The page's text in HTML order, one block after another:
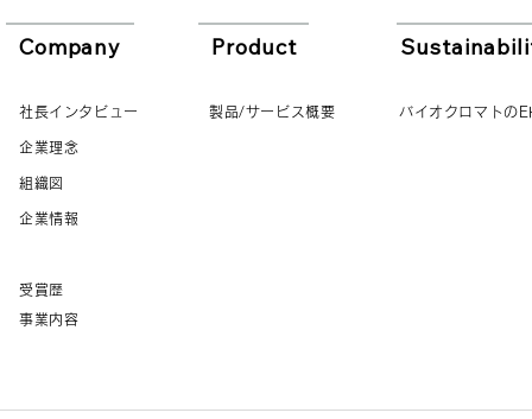
Company
社長インタビュー
企業理念
組織図
企業情報
受賞歴
Product
製品/サービス概要
事業内容
バイオクロマトの